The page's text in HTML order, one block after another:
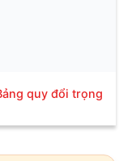
quy đổi trọng